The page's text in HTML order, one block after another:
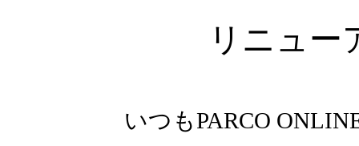
リニュー
いつもPARCO